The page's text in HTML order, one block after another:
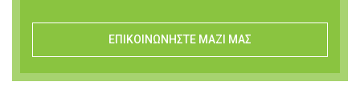
ΕΠΙΚΟΙΝΩΝΗΣΤΕ ΜΑΖΙ ΜΑΣ